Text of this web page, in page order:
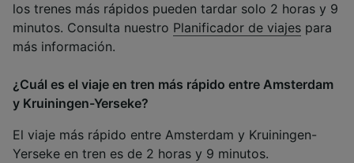
los trenes más rápidos pueden tardar solo 2 horas y 9
minutos. Consulta nuestro Planificador de viajes para
más información.
¿Cuál es el viaje en tren más rápido entre Amsterdam
y Kruiningen-Yerseke?
El viaje más rápido entre Amsterdam y Kruiningen-
Yerseke en tren es de 2 horas y 9 minutos.